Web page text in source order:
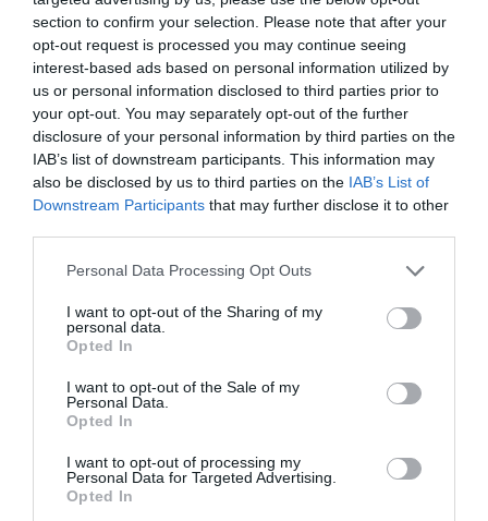
section to confirm your selection. Please note that after your
opt-out request is processed you may continue seeing
interest-based ads based on personal information utilized by
us or personal information disclosed to third parties prior to
your opt-out. You may separately opt-out of the further
disclosure of your personal information by third parties on the
IAB’s list of downstream participants. This information may
also be disclosed by us to third parties on the IAB’s List of
Downstream Participants that may further disclose it to other
Personal Data Processing Opt Outs
I want to opt-out of the Sharing of my
personal data.
Opted In
I want to opt-out of the Sale of my
Personal Data.
Opted In
I want to opt-out of processing my
Personal Data for Targeted Advertising.
Opted In
estratègiques”. El sector de l’oli d’oliva, segons
dades d’un estudi del sector de l’oli d’oliva a
Catalunya realitzat per Prodeca, compta
actualment amb 347 empreses productores que
facturen 863 milions d’euros de manera agrupada
i ocupen prop de 1.500 treballadors. Segons
l’informe, la immensa majoria de les empreses
catalanes dedicades a l’oli d’oliva són pimes (en un
AfegirVIA Empresa
com a font preferida de
Google de forma gratuïta
ACTIVAR ARA